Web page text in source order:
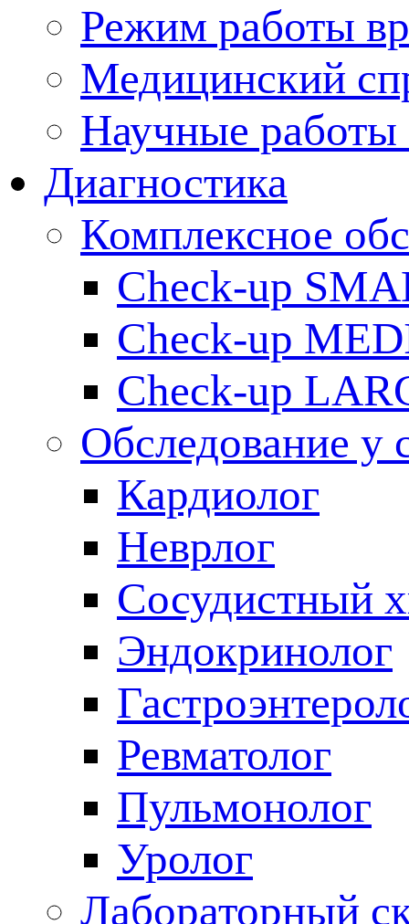
Режим работы
Медицинский
Научные работы
Диагностика
Комплексное
Check-up
Check-up
Check-up
Обследование у
Кардиолог
Неврлог
Сосудистный
Эндокринолог
Ревматолог
Пульмонолог
Уролог
Лабораторный